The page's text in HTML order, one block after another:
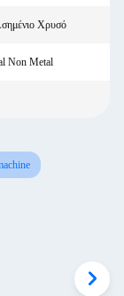
Χρυσό
Non Metal